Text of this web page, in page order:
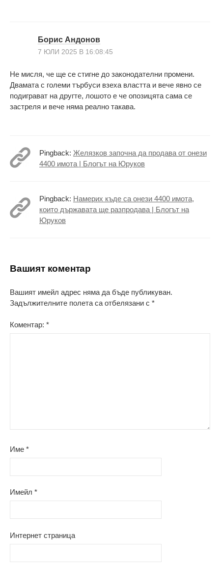
Борис Андонов
7 ЮЛИ 2025 В 16:08:45
Не мисля, че ще се стигне до законодателни промени.
Двамата с големи търбуси взеха властта и вече явно се
подиграват на другте, лошото е че опозицята сама се
застреля и вече няма реално такава.
Pingback: Желязков започна да продава от онези
4400 имота | Блогът на Юруков
Pingback: Намерих къде са онези 4400 имота,
които държавата ще разпродава | Блогът на
Юруков
Вашият коментар
Вашият имейл адрес няма да бъде публикуван.
Задължителните полета са отбелязани с *
Коментар: *
Име *
Имейл *
Интернет страница